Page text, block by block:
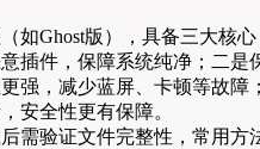
如Ghost版），具备三大核心
插件，保障系统纯净；二是
强，减少蓝屏、卡顿等故障
安全性更有保障。
需验证文件完整性，常用方